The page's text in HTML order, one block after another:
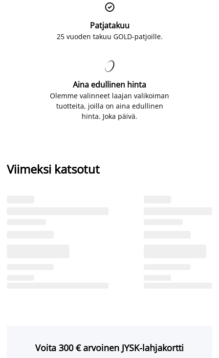

Patjatakuu
25 vuoden takuu GOLD-patjoille.

Aina edullinen hinta
Olemme valinneet laajan valikoiman
tuotteita, joilla on aina edullinen
hinta. Joka päivä.
Viimeksi katsotut
Voita 300 € arvoinen JYSK-lahjakortti